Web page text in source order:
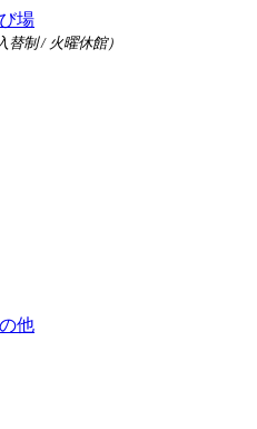
制 / 火曜休館）
他